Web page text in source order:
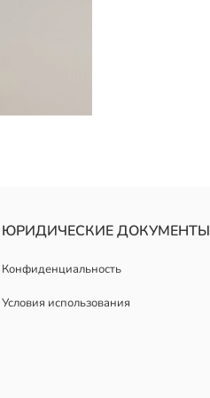
ЮРИДИЧЕСКИЕ ДОКУМЕНТЫ
Конфиденциальность
Условия использования